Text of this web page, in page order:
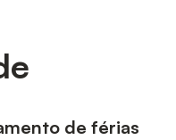
de férias